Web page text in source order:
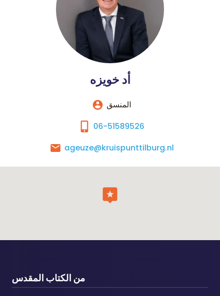
أد خويزه
المنسق
06-51589526
ageuze@kruispunttilburg.nl
من الكتاب المقدس